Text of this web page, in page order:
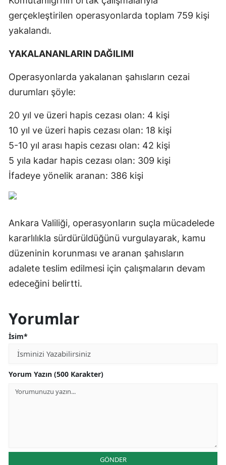
gerçekleştirilen operasyonlarda toplam 759 kişi
yakalandı.
YAKALANANLARIN DAĞILIMI
Operasyonlarda yakalanan şahısların cezai
durumları şöyle:
20 yıl ve üzeri hapis cezası olan: 4 kişi
10 yıl ve üzeri hapis cezası olan: 18 kişi
5-10 yıl arası hapis cezası olan: 42 kişi
5 yıla kadar hapis cezası olan: 309 kişi
İfadeye yönelik aranan: 386 kişi
Ankara Valiliği, operasyonların suçla mücadelede
kararlılıkla sürdürüldüğünü vurgulayarak, kamu
düzeninin korunması ve aranan şahısların
adalete teslim edilmesi için çalışmaların devam
edeceğini belirtti.
Yorumlar
İsim*
Yorum Yazın (500 Karakter)
GÖNDER